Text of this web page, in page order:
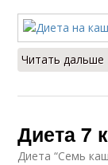
Читать
Диета 7
Диета “Семь